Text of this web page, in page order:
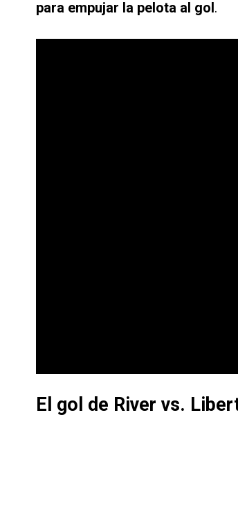
para empujar la pelota al gol.
El gol de River vs.